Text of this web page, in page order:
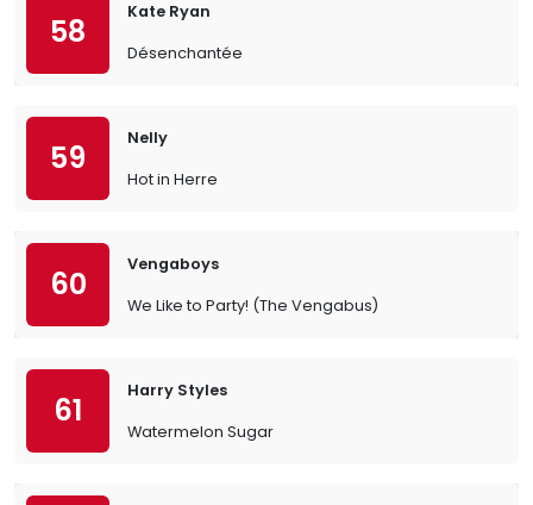
58
Kate Ryan
Désenchantée
59
Nelly
Hot in Herre
60
Vengaboys
We Like to Party! (The Vengabus)
61
Harry Styles
Watermelon Sugar